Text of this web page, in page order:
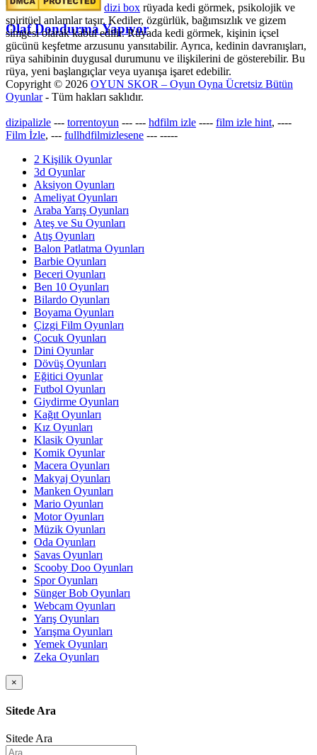
Olaf Dondurma Yapıyor
dizi box rüyada kedi görmek​, psikolojik ve
spiritüel anlamlar taşır. Kediler, özgürlük, bağımsızlık ve gizem
simgesi olarak kabul edilir. Rüyada kedi görmek, kişinin içsel
gücünü keşfetme arzusunu yansıtabilir. Ayrıca, kedinin davranışları,
rüya sahibinin duygusal durumunu ve ilişkilerini de gösterebilir. Bu
rüya, yeni başlangıçlar veya uyanışa işaret edebilir.
Copyright © 2026 OYUN SKOR – Oyun Oyna Ücretsiz Bütün
Oyunlar- Tüm hakları saklıdır.
dizipalizle --- torrentoyun --- --- hdfilm izle ---- film izle hint, ----
Film İzle, --- fullhdfilmizlesene --- -----
2 Kişilik Oyunlar
3d Oyunlar
Aksiyon Oyunları
Ameliyat Oyunları
Araba Yarış Oyunları
Ateş ve Su Oyunları
Atış Oyunları
Balon Patlatma Oyunları
Barbie Oyunları
Beceri Oyunları
Ben 10 Oyunları
Bilardo Oyunları
Boyama Oyunları
Çizgi Film Oyunları
Çocuk Oyunları
Dini Oyunlar
Dövüş Oyunları
Eğitici Oyunlar
Futbol Oyunları
Giydirme Oyunları
Kağıt Oyunları
Kız Oyunları
Klasik Oyunlar
Komik Oyunlar
Macera Oyunları
Makyaj Oyunları
Manken Oyunları
Mario Oyunları
Motor Oyunları
Müzik Oyunları
Oda Oyunları
Savas Oyunları
Scooby Doo Oyunları
Spor Oyunları
Sünger Bob Oyunları
Webcam Oyunları
Yarış Oyunları
Yarışma Oyunları
Yemek Oyunları
Zeka Oyunları
×
Sitede Ara
Sitede Ara